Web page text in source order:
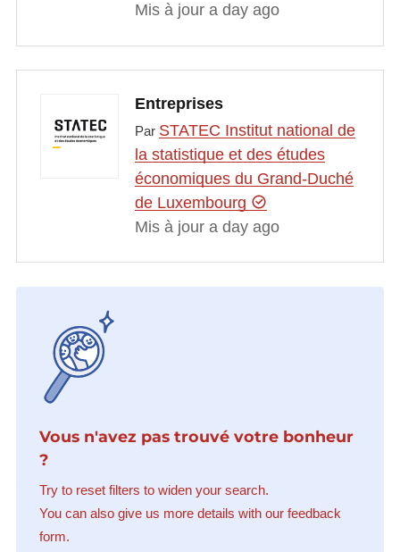
Mis à jour a day ago
Entreprises
Par STATEC Institut national de
la statistique et des études
économiques du Grand-Duché
de Luxembourg
Mis à jour a day ago
Vous n'avez pas trouvé votre bonheur
?
Try to reset filters to widen your search.
You can also give us more details with our feedback
form.